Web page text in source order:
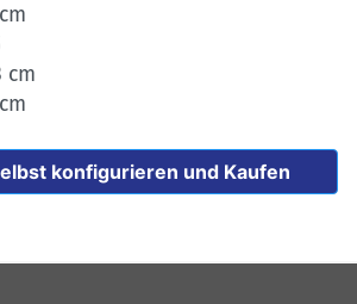
cm
konfigurieren und Kaufen